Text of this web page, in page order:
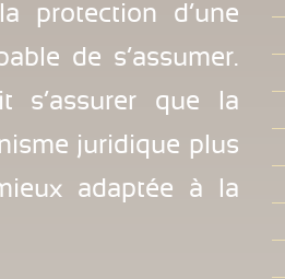
protection d’une
de s’assumer.
s’assurer que la
juridique plus
adaptée à la